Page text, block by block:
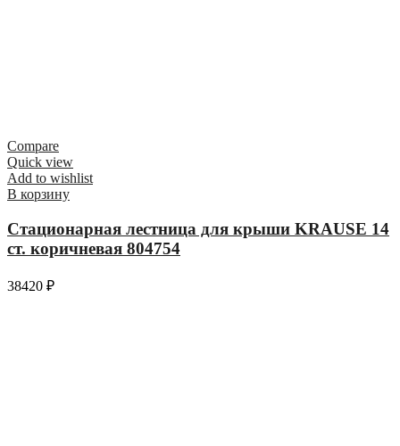
Compare
Quick view
Add to wishlist
В корзину
Стационарная лестница для крыши KRAUSE 14
ст. коричневая 804754
38420 ₽